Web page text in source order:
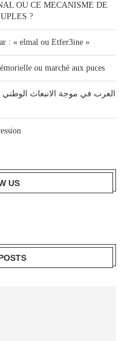
OU CE MECANISME DE
?
: « elmal ou Etfer3ine »
ou marché aux puces
العرب في موجة الانبعاث
US